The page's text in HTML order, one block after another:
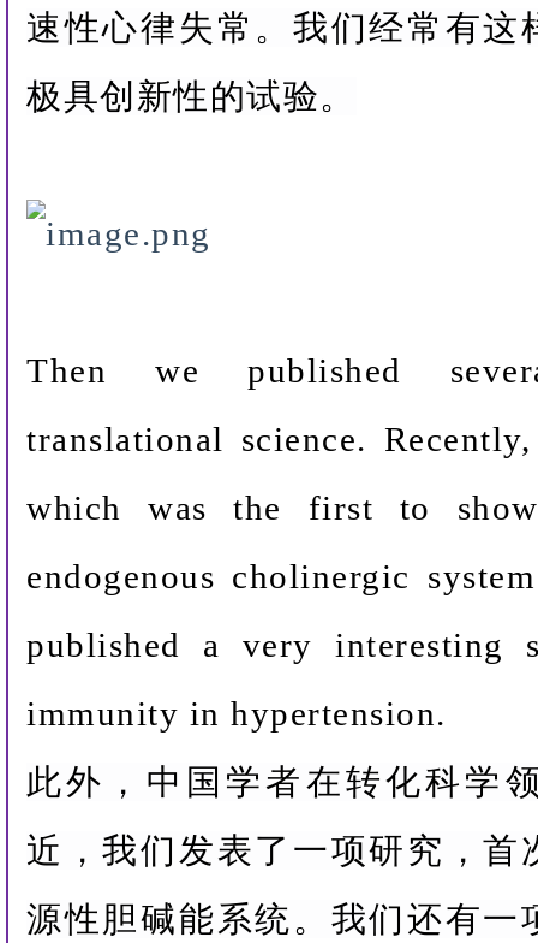
速性心律失常。我们经常有这
极具创新性的试验。
Then we published
translational science.
which was the first to
endogenous cholinergic
published a very interesting
immunity in hypertension.
此外，中国学者在转化科学
近，我们发表了一项研究，首
源性胆碱能系统。我们还有一